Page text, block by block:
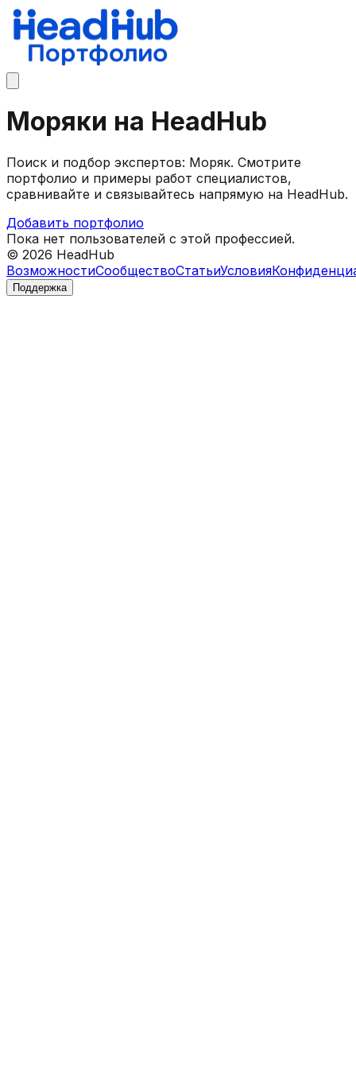
Моряки на HeadHub
Поиск и подбор экспертов: Моряк. Смотрите
портфолио и примеры работ специалистов,
сравнивайте и связывайтесь напрямую на HeadHub.
Добавить портфолио
Пока нет пользователей с этой профессией.
© 2026 HeadHub
ВозможностиСообществоСтатьиУсловия
Поддержка